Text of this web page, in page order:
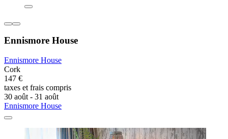
Ennismore House
Ennismore House
Cork
147 €
taxes et frais compris
30 août - 31 août
Ennismore House